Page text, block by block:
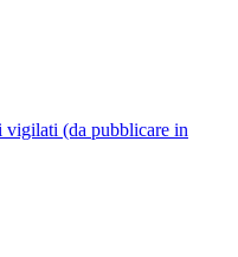
(da pubblicare in